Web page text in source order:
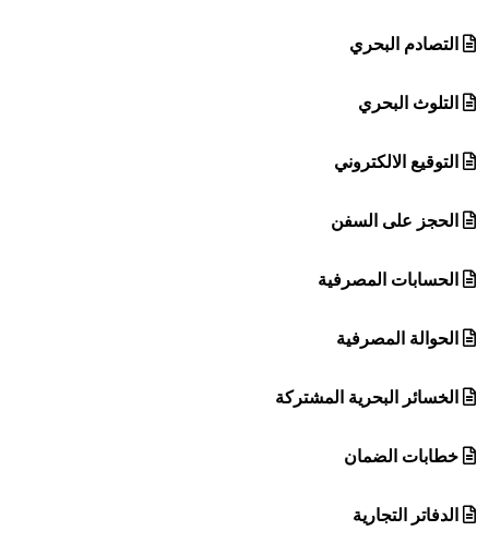
التصادم البحري
التلوث البحري
التوقيع الالكتروني
الحجز على السفن
الحسابات المصرفية
الحوالة المصرفية
الخسائر البحرية المشتركة
خطابات الضمان
الدفاتر التجارية